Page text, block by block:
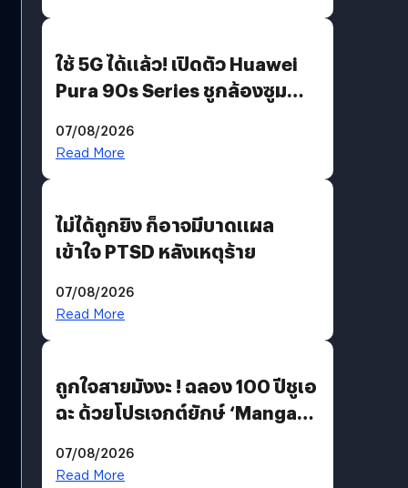
ใช้ 5G ได้แล้ว! เปิดตัว Huawei
Pura 90s Series ชูกล้องซูม
07/08/2026
Read More
ไม่ได้ถูกยิง ก็อาจมีบาดแผล
เข้าใจ PTSD หลังเหตุร้าย
07/08/2026
Read More
ถูกใจสายมังงะ ! ฉลอง 100 ปีชูเอ
ฉะ ด้วยโปรเจกต์ยักษ์ ‘Manga
มีภาษาไทยด้วย
07/08/2026
Read More